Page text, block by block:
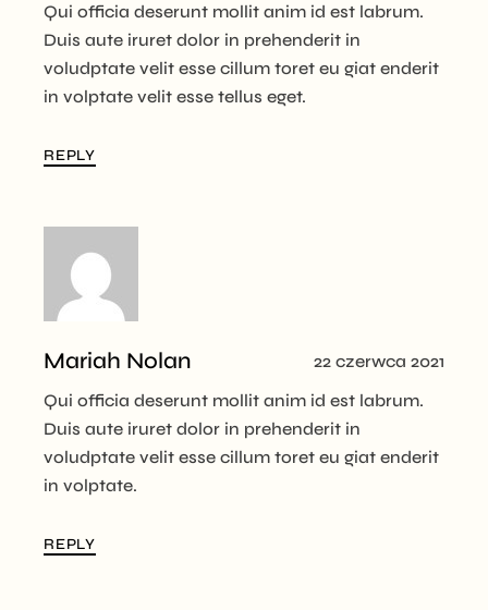
Qui officia deserunt mollit anim id est labrum.
Duis aute iruret dolor in prehenderit in
voludptate velit esse cillum toret eu giat enderit
in volptate velit esse tellus eget.
REPLY
Mariah Nolan
22 czerwca 2021
Qui officia deserunt mollit anim id est labrum.
Duis aute iruret dolor in prehenderit in
voludptate velit esse cillum toret eu giat enderit
in volptate.
REPLY